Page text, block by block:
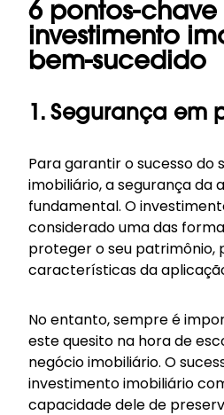
6 pontos-
investimento
bem-sucedido
1. Segurança em
Para garantir o sucesso do
imobiliário, a segurança da
fundamental. O
considerado uma das
proteger o seu patrimônio,
características da
No entanto, sempre é
este quesito na hora de
negócio imobiliário. O
investimento imobiliário
capacidade dele de